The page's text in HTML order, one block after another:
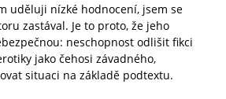
uděluji nízké hodnocení, jsem se
zastával. Je to proto, že jeho
neschopnost odlišit fikci
jako čehosi závadného,
situaci na základě podtextu.